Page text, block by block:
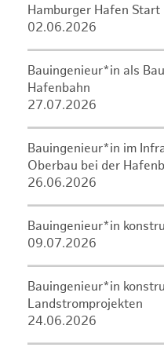
Hamburger Hafen
02.06.2026
Bauingenieur*in als
Hafenbahn
27.07.2026
Bauingenieur*in im
Oberbau bei der
26.06.2026
Bauingenieur*in
09.07.2026
Bauingenieur*in
Landstromprojekten
24.06.2026